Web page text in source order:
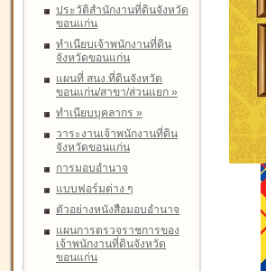
ประวัติสำนักงานที่ดินจังหวัด
ขอนแก่น
ทำเนียบเจ้าพนักงานที่ดิน
จังหวัดขอนแก่น
แผนที่ สนง.ที่ดินจังหวัด
ขอนแก่น/สาขา/ส่วนแยก »
ทำเนียบบุคลากร »
วาระงานเจ้าพนักงานที่ดิน
จังหวัดขอนแก่น
การมอบอำนาจ
แบบฟอร์มต่าง ๆ
ตัวอย่างหนังสือมอบอำนาจ
แผนการตรวจราชการของ
เจ้าพนักงานที่ดินจังหวัด
ขอนแก่น